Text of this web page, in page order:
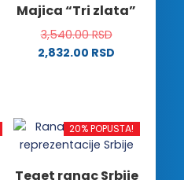
Opcije
mogu
biti
proizvoda.
Majica “Tri zlata”
3,540.00RSD
2,832.00 RSD
više
varijanti.
20% POPUSTA!
Teget ranac Srbije